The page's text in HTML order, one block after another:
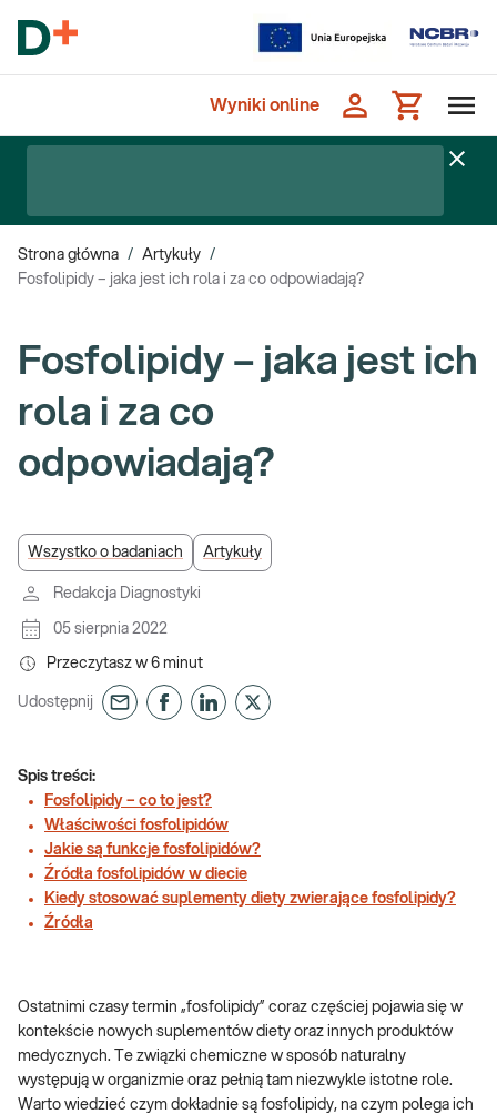
Wyniki online
Strona główna / Artykuły /
Fosfolipidy – jaka jest ich rola i za co odpowiadają?
Fosfolipidy – jaka jest ich
rola i za co
odpowiadają?
Wszystko o badaniach Artykuły
Redakcja Diagnostyki
05 sierpnia 2022
Przeczytasz w 6 minut
Udostępnij
Spis treści:
Fosfolipidy – co to jest?
Właściwości fosfolipidów
Jakie są funkcje fosfolipidów?
Źródła fosfolipidów w diecie
Kiedy stosować suplementy diety zwierające fosfolipidy?
Źródła
Ostatnimi czasy termin „fosfolipidy” coraz częściej pojawia się w
kontekście nowych suplementów diety oraz innych produktów
medycznych. Te związki chemiczne w sposób naturalny
występują w organizmie oraz pełnią tam niezwykle istotne role.
Warto wiedzieć czym dokładnie są fosfolipidy, na czym polega ich